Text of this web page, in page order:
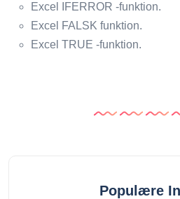
Excel IFERROR -funktion.
Excel FALSK funktion.
Excel TRUE -funktion.
Populære